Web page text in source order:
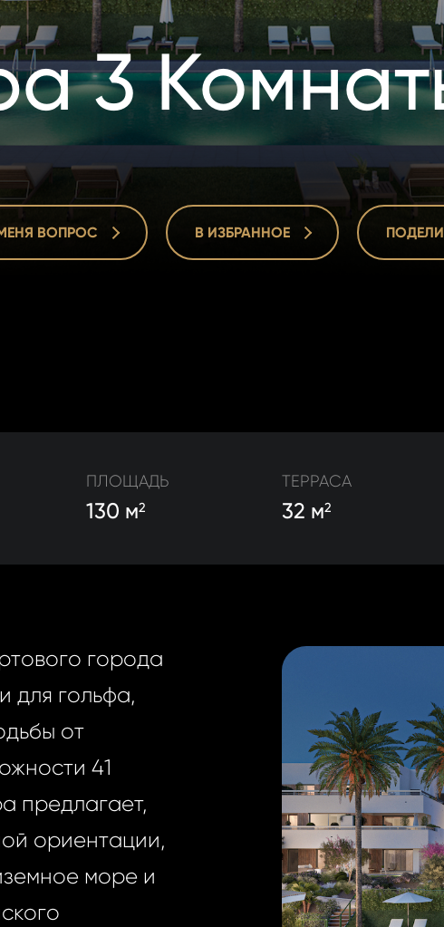
3
ВОПРОС В ИЗБРАННОЕ
ПЛОЩАДЬ
130 м2
ТЕРРАСА
32 м2
города
для гольфа,
от
41
предлагает,
ориентации,
море и